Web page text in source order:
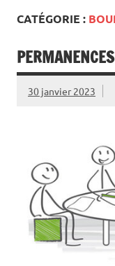
CATÉGORIE :
30 janvier 2023